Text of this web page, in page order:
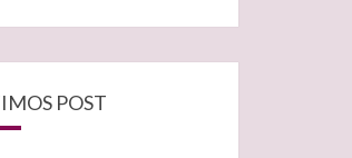
POST